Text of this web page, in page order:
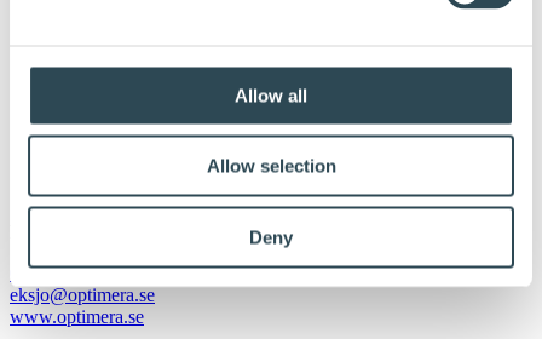
Allow all
Allow selection
Deny
Optimera Eksjö
0381-383 60
eksjo@optimera.se
www.optimera.se